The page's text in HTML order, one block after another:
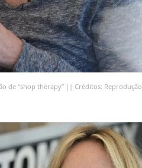
de “shop therapy” || Créditos: Reprodução